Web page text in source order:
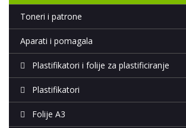
Toneri i patrone
Aparati i pomagala
Plastifikatori i folije za plastificiranje
Plastifikatori
Folije A3